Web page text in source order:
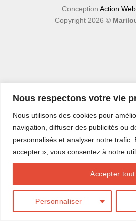
Nous respectons votre vie
Nous utilisons des cookies pour
navigation, diffuser des publicités ou
personnalisés et analyser notre trafic.
accepter », vous consentez à notre
Personnaliser
Accepter tout
Conception Action
Copyright 2026 ©